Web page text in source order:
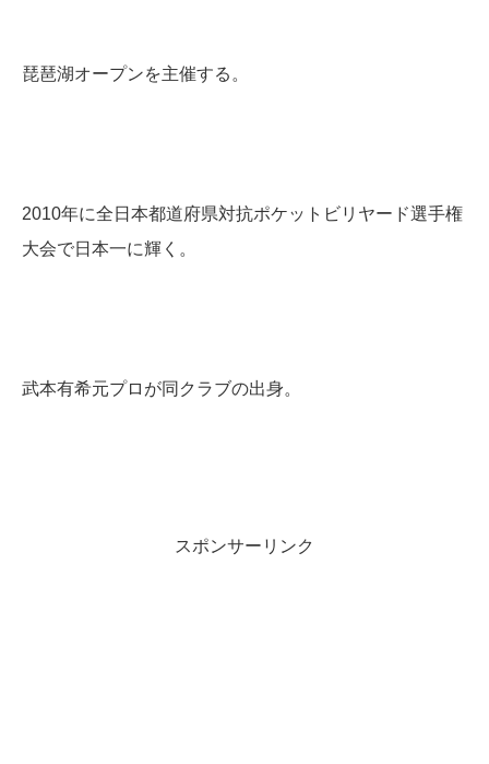
琵琶湖オープンを主催する。
2010年に全日本都道府県対抗ポケットビリヤード選手権
大会で日本一に輝く。
武本有希元プロが同クラブの出身。
スポンサーリンク